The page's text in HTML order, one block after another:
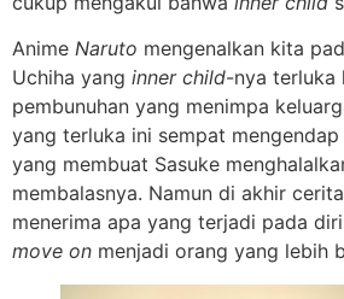
Anime Naruto mengenalkan kita
Uchiha yang inner child-nya terluka
pembunuhan yang menimpa
yang terluka ini sempat mengendap
yang membuat Sasuke
membalasnya. Namun di akhir
menerima apa yang terjadi pada
move on menjadi orang yang lebih